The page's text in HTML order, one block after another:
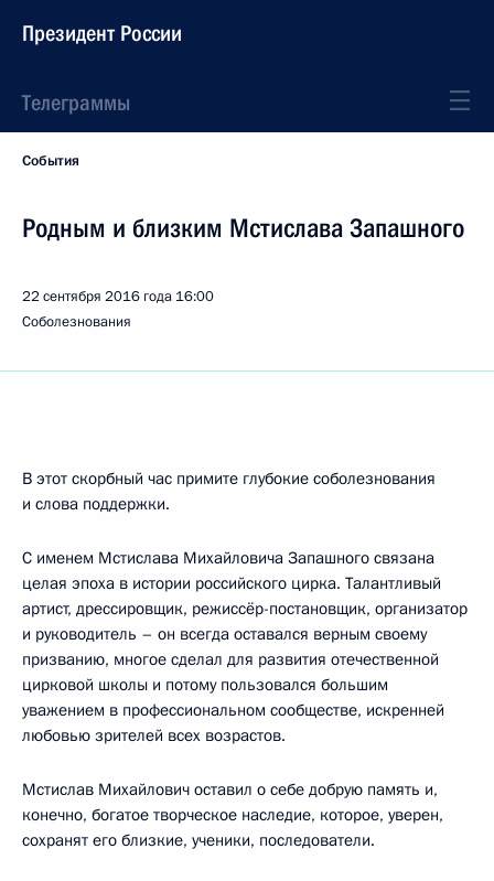
Президент России
Телеграммы
События
Родным и близким Мстислава Запашного
22 сентября 2016 года 16:00
Соболезнования
В этот скорбный час примите глубокие соболезнования
и слова поддержки.
С именем Мстислава Михайловича Запашного связана
целая эпоха в истории российского цирка. Талантливый
артист, дрессировщик, режиссёр-постановщик, организатор
и руководитель – он всегда оставался верным своему
призванию, многое сделал для развития отечественной
цирковой школы и потому пользовался большим
уважением в профессиональном сообществе, искренней
любовью зрителей всех возрастов.
Мстислав Михайлович оставил о себе добрую память и,
конечно, богатое творческое наследие, которое, уверен,
сохранят его близкие, ученики, последователи.